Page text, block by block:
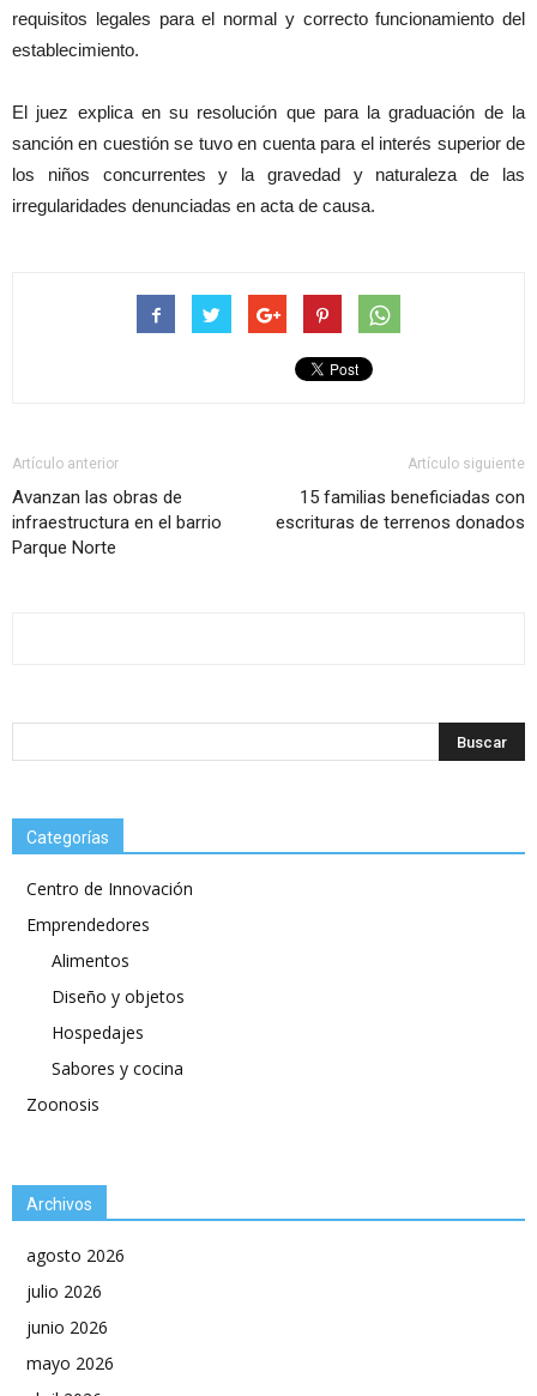
requisitos legales para el normal y correcto funcionamiento del
establecimiento.
El juez explica en su resolución que para la graduación de la
sanción en cuestión se tuvo en cuenta para el interés superior de
los niños concurrentes y la gravedad y naturaleza de las
irregularidades denunciadas en acta de causa.
Artículo anterior
Avanzan las obras de
infraestructura en el barrio
Parque Norte
Artículo siguiente
15 familias beneficiadas con
escrituras de terrenos donados
Categorías
Centro de Innovación
Emprendedores
Alimentos
Diseño y objetos
Hospedajes
Sabores y cocina
Zoonosis
Archivos
agosto 2026
julio 2026
junio 2026
mayo 2026